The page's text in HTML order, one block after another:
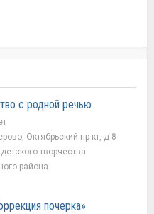
с родной речью
Октябрьский пр-кт, д 8
творчества
района
почерка»